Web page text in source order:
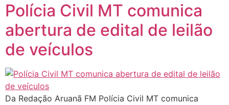
Polícia Civil MT comunica
abertura de edital de leilão
de veículos
Da Redação Aruanã FM Polícia Civil MT comunica